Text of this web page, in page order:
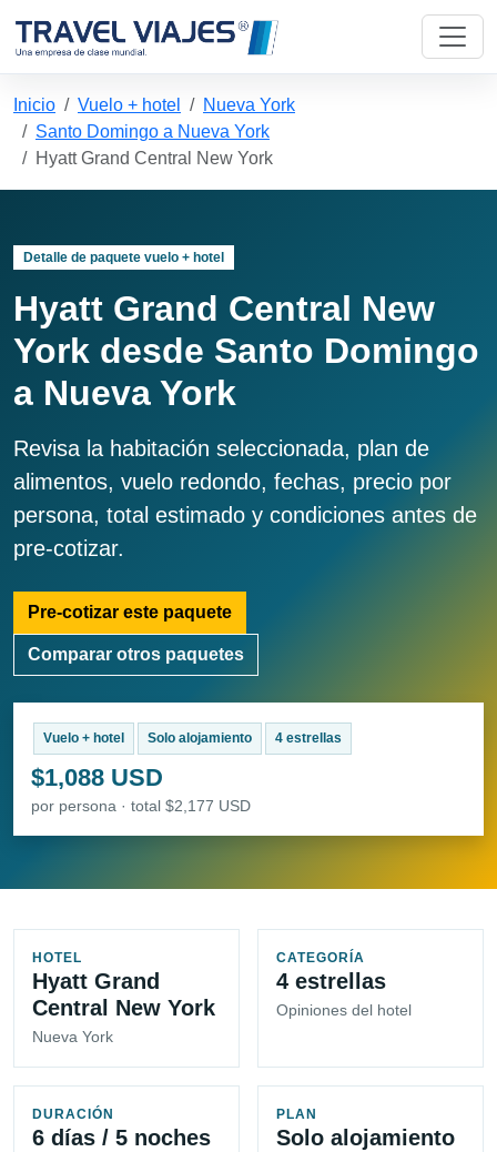
Inicio Vuelo + hotel
Nueva York
Santo Domingo a Nueva York
Hyatt Grand Central New York
Detalle de paquete vuelo + hotel
Hyatt Grand Central New
York desde Santo Domingo
a Nueva York
Revisa la habitación seleccionada, plan de
alimentos, vuelo redondo, fechas, precio por
persona, total estimado y condiciones antes de
pre-cotizar.
Pre-cotizar este paquete
Comparar otros paquetes
Vuelo + hotel Solo alojamiento 4 estrellas
$1,088 USD
por persona · total $2,177 USD
HOTEL
Hyatt Grand
Central New York
Nueva York
CATEGORÍA
4 estrellas
Opiniones del hotel
DURACIÓN
6 días / 5 noches
PLAN
Solo alojamiento